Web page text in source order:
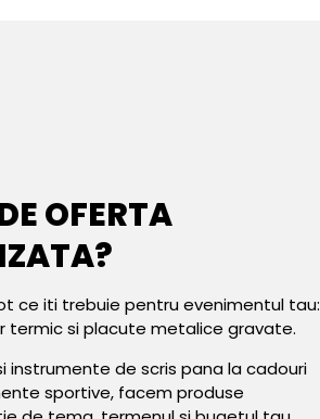
OFERTA
ce iti trebuie pentru evenimentul tau:
termic si placute metalice gravate.
instrumente de scris pana la cadouri
sportive, facem produse